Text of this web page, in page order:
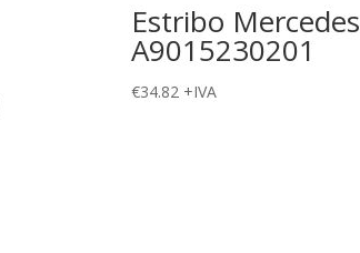
Estribo Mercedes
A9015230201
€34.82 +IVA